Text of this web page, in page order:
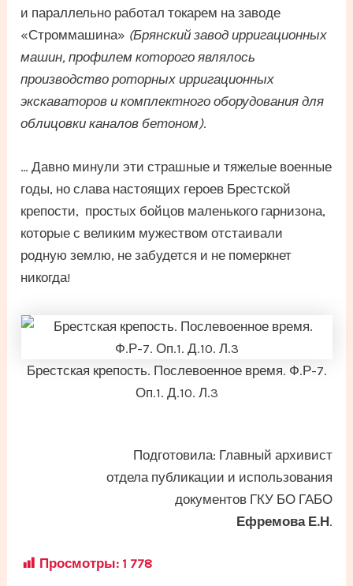
и параллельно работал токарем на заводе
«Строммашина» (Брянский завод ирригационных
машин, профилем которого являлось
производство роторных ирригационных
экскаваторов и комплектного оборудования для
облицовки каналов бетоном).
… Давно минули эти страшные и тяжелые военные
годы, но слава настоящих героев Брестской
крепости, простых бойцов маленького гарнизона,
которые с великим мужеством отстаивали
родную землю, не забудется и не померкнет
никогда!
Брестская крепость. Послевоенное время. Ф.Р-7.
Оп.1. Д.10. Л.3
Подготовила: Главный архивист
отдела публикации и использования
документов ГКУ БО ГАБО
Ефремова Е.Н.
Просмотры: 1 778